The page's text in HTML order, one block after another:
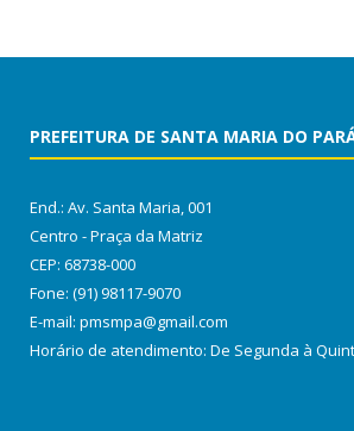
PREFEITURA DE SANTA MARIA DO
End.: Av. Santa Maria, 001
Centro - Praça da Matriz
CEP: 68738-000
Fone: (91) 98117-9070
E-mail: pmsmpa@gmail.com
Horário de atendimento: De Segunda à